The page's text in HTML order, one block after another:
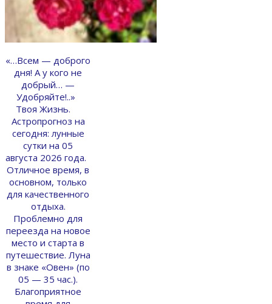
«…Всем — доброго
дня! А у кого не
добрый… —
Удобряйте!..»
Твоя Жизнь.
Астропрогноз на
сегодня: лунные
сутки на 05
августа 2026 года.
Отличное время, в
основном, только
для качественного
отдыха.
Проблемно для
переезда на новое
место и старта в
путешествие. Луна
в знаке «Овен» (по
05 — 35 час.).
Благоприятное